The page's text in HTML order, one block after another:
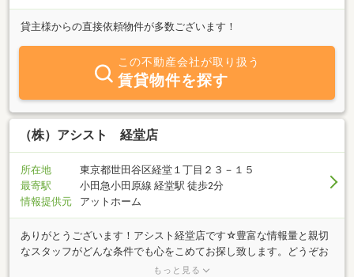
貸主様からの直接依頼物件が多数ございます！
この不動産会社が取り扱う
賃貸物件を探す
（株）アシスト 経堂店
所在地
東京都世田谷区経堂１丁目２３－１５
最寄駅
小田急小田原線 経堂駅 徒歩2分
情報提供元
アットホーム
ありがとうございます！アシスト経堂店です☆豊富な情報量と親切
なスタッフがどんな条件でも心をこめてお探し致します。どうぞお
気軽にアシスト経堂店にご来店下さい！フタッフ一同心よりお待ち
もっと見る